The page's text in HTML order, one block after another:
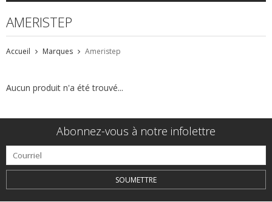
AMERISTEP
Accueil Marques Ameristep
Aucun produit n'a été trouvé...
Abonnez-vous à notre infolettre
SOUMETTRE